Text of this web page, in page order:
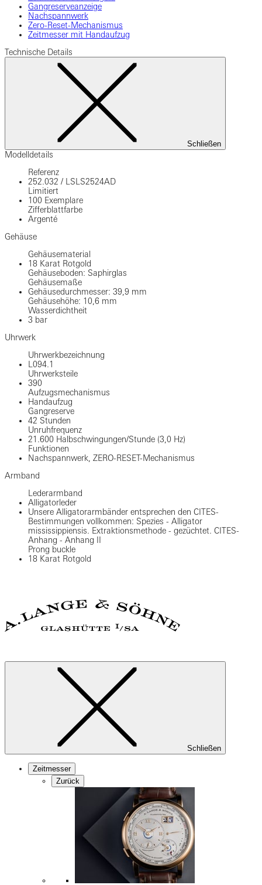
Gangreserveanzeige
Nachspannwerk
Zero-Reset-Mechanismus
Zeitmesser mit Handaufzug
Technische Details
Schließen
Modelldetails
Referenz
252.032 /
LSLS2524AD
Limitiert
100 Exemplare
Zifferblattfarbe
Argenté
Gehäuse
Gehäusematerial
18 Karat Rotgold
Gehäuseboden: Saphirglas
Gehäusemaße
Gehäusedurchmesser: 39,9 mm
Gehäusehöhe: 10,6 mm
Wasserdichtheit
3 bar
Uhrwerk
Uhrwerkbezeichnung
L094.1
Uhrwerksteile
390
Aufzugsmechanismus
Handaufzug
Gangreserve
42 Stunden
Unruhfrequenz
21.600 Halbschwingungen/Stunde (3,0 Hz)
Funktionen
Nachspannwerk, ZERO-RESET-Mechanismus
Armband
Lederarmband
Alligatorleder
Unsere Alligatorarmbänder entsprechen den CITES-
Bestimmungen vollkommen: Spezies - Alligator
mississippiensis. Extraktionsmethode - gezüchtet. CITES-
Anhang - Anhang II
Prong buckle
18 Karat Rotgold
Schließen
Zeitmesser
Zurück